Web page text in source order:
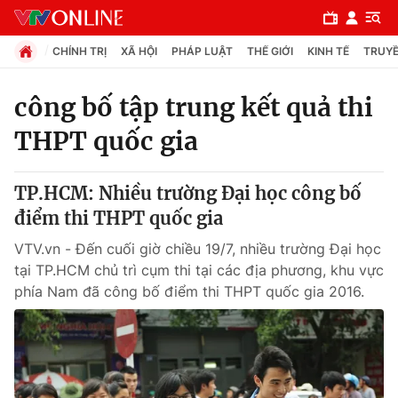
Chuyên mục
Chính trị
Xã hội
Pháp luật
Y tế
Thế giới
CHÍNH TRỊ XÃ HỘI PHÁP LUẬT THẾ GIỚI KINH TẾ
công bố tập trung kết quả thi
THPT quốc gia
TP.HCM: Nhiều trường Đại học công bố
điểm thi THPT quốc gia
VTV.vn - Đến cuối giờ chiều 19/7, nhiều trường Đại học
tại TP.HCM chủ trì cụm thi tại các địa phương, khu vực
phía Nam đã công bố điểm thi THPT quốc gia 2016.